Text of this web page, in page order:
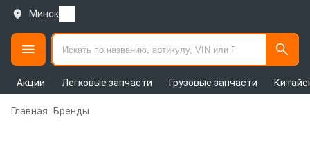
Минск
Акции Легковые запчасти Грузовые запчасти
Главная Бренды